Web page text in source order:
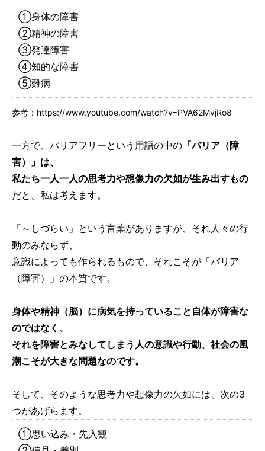
①身体の障害
②精神の障害
③発達障害
④知的な障害
⑤難病
参考：https://www.youtube.com/watch?v=PVA62MvjRo8
一方で、バリアフリーという用語の中の 「バリア（障
害）」は、
私たち一人一人の思考力や想像力の欠如が生み出すもの
だと、私は考えます。
「～しづらい」という言葉がありますが、それ人々の行
動のみならず、
意識によっても作られるもので、それこそが「バリア
（障害）」の本質です。
身体や精神（脳）に病気を持っていること自体が障害な
のではなく、
それを障害とみなしてしまう人の意識や行動、社会の風
潮こそが大きな問題なのです。
そして、そのような思考力や想像力の欠如には、次の3
つがあげらます。
①思い込み・先入観